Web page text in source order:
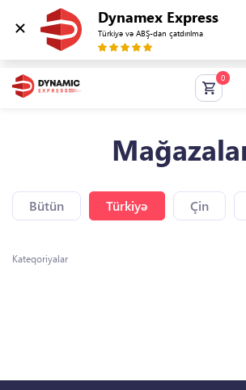
Dynamex Express
Türkiyə və ABŞ-dan çatdırılma
Bütün Türkiyə Çin
Kateqoriyalar